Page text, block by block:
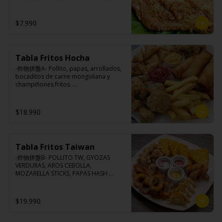
acompañado de papas fritas.
Pechuga de pollo con hueso, harina de
tapioca, ají, pimienta, extracto de
cerdo, extracto de papaya, salsa de
soya, soya, especias taiwanesas,
pimienta, sal, ajo, cebollín, azúcar y
$7.990
Tabla Fritos Hocha
-炸物拼盤A- Pollito, papas, arrollados,
bocaditos de carne mongoliana y
champiñones fritos.
indica en esta descripción.)
$18.990
Tabla Fritos Taiwan
-炸物拼盤B- POLLITO TW, GYOZAS
VERDURAS, AROS CEBOLLA,
MOZARELLA STICKS, PAPAS HASH
opciones disponibles según lo que
indica en esta descripción.)
$19.990